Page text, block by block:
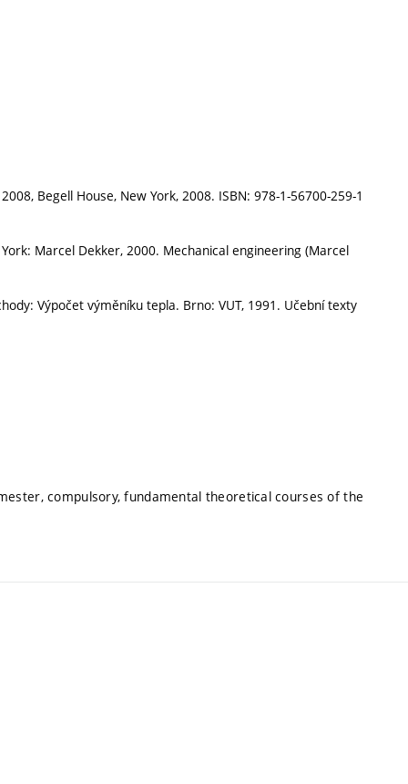
Begell House, New York, 2008. ISBN: 978-1-56700-259-1
Marcel Dekker, 2000. Mechanical engineering (Marcel
Výpočet výměníku tepla. Brno: VUT, 1991. Učební texty
compulsory, fundamental theoretical courses of the